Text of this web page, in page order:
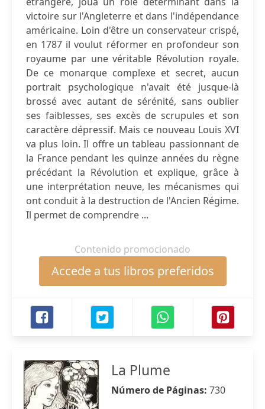
victoire sur l'Angleterre et dans l'indépendance
américaine. Loin d'être un conservateur crispé,
en 1787 il voulut réformer en profondeur son
royaume par une véritable Révolution royale.
De ce monarque complexe et secret, aucun
portrait psychologique n'avait été jusque-là
brossé avec autant de sérénité, sans oublier
ses faiblesses, ses excès de scrupules et son
caractère dépressif. Mais ce nouveau Louis XVI
va plus loin. Il offre un tableau passionnant de
la France pendant les quinze années du règne
précédant la Révolution et explique, grâce à
une interprétation neuve, les mécanismes qui
ont conduit à la destruction de l'Ancien Régime.
Il permet de comprendre ...
Contenido promocionado
Accede a tus libros preferidos
La Plume
Número de Páginas: 730